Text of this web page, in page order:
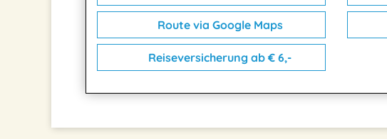
Route via Google Maps
Reiseversicherung ab € 6,-